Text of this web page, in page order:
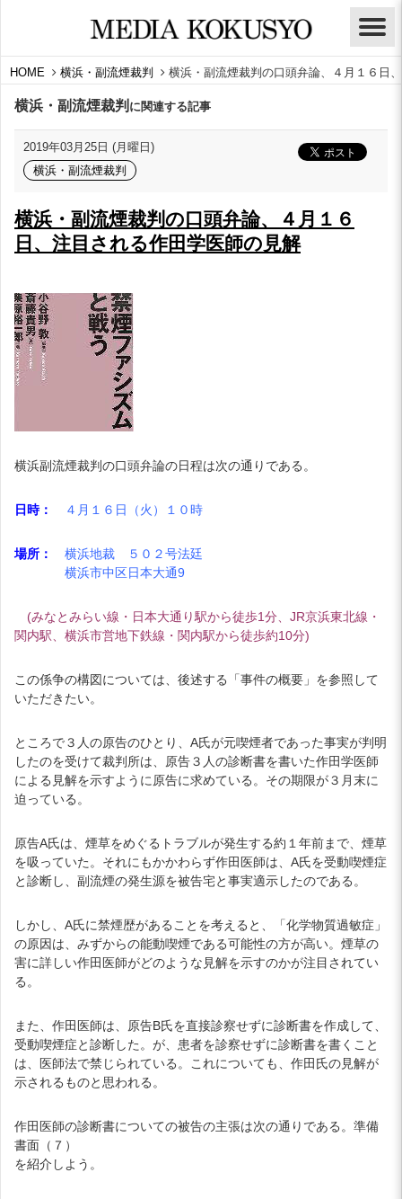
HOME 横浜・副流煙裁判 横浜・副流煙裁判の口頭弁論、４月１６日
横浜・副流煙裁判 に関連する記事
2019年03月25日 (月曜日)
横浜・副流煙裁判
横浜・副流煙裁判の口頭弁論、４月１６
日、注目される作田学医師の見解
横浜副流煙裁判の口頭弁論の日程は次の通りである。
日時： ４月１６日（火）１０時
場所：
横浜地裁 ５０２号法廷
横浜市中区日本大通9
(みなとみらい線・日本大通り駅から徒歩1分、JR京浜東北線・
関内駅、横浜市営地下鉄線・関内駅から徒歩約10分)
この係争の構図については、後述する「事件の概要」を参照して
いただきたい。
ところで３人の原告のひとり、A氏が元喫煙者であった事実が判明
したのを受けて裁判所は、原告３人の診断書を書いた作田学医師
による見解を示すように原告に求めている。その期限が３月末に
迫っている。
原告A氏は、煙草をめぐるトラブルが発生する約１年前まで、煙草
を吸っていた。それにもかかわらず作田医師は、A氏を受動喫煙症
と診断し、副流煙の発生源を被告宅と事実適示したのである。
しかし、A氏に禁煙歴があることを考えると、「化学物質過敏症」
の原因は、みずからの能動喫煙である可能性の方が高い。煙草の
害に詳しい作田医師がどのような見解を示すのかが注目されてい
る。
また、作田医師は、原告B氏を直接診察せずに診断書を作成して、
受動喫煙症と診断した。が、患者を診察せずに診断書を書くこと
は、医師法で禁じられている。これについても、作田氏の見解が
示されるものと思われる。
作田医師の診断書についての被告の主張は次の通りである。準備
書面（７）
を紹介しよう。